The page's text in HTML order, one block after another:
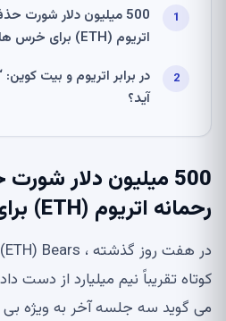
500 میلیون دلار
اتریوم (ETH) برای خرس ها
آید؟
500 میلیون دلار
رحمانه اتریوم (ETH) برای خرس ها
کوتاه تقریباً نیم میلیارد از دست
می گوید سه جلسه آخر به ویژه